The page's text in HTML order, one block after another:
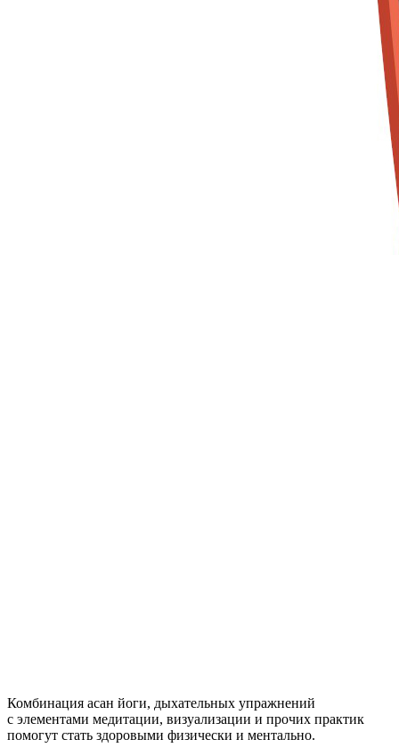
Комбинация асан йоги, дыхательных упражнений
с элементами медитации, визуализации и прочих практик
помогут стать здоровыми физически и ментально.